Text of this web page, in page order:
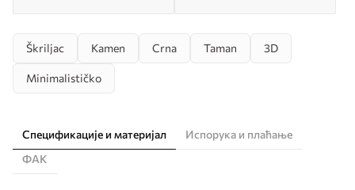
Škriljac Kamen Crna Taman 3D
Minimalističko
Спецификације и материјал
Испорука и плаћање
ФАК